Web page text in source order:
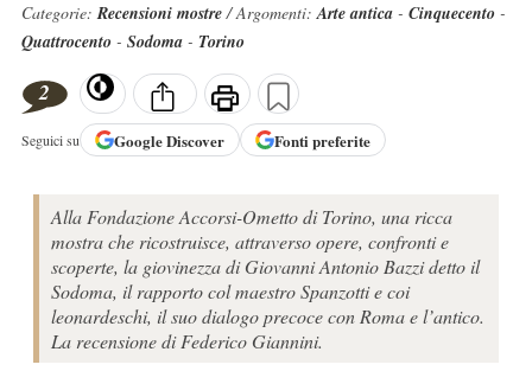
Categorie:Recensioni mostre/ Argomenti:Arte antica- Cinquecento -
Quattrocento - Sodoma- Torino
2
Seguici su GoogleDiscover Fonti preferite
Alla Fondazione Accorsi-Ometto di Torino, una ricca
mostra che ricostruisce, attraverso opere, confronti e
scoperte, la giovinezza di Giovanni Antonio Bazzi detto il
Sodoma, il rapporto col maestro Spanzotti e coi
leonardeschi, il suo dialogo precoce con Roma e l’antico.
La recensione di Federico Giannini.